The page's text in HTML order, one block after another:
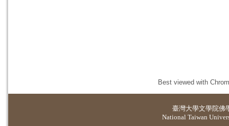
Best viewed with
臺灣大學文學院佛
National Taiwan